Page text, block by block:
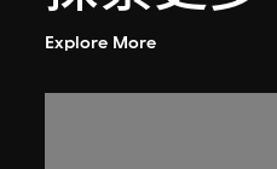
Explore More